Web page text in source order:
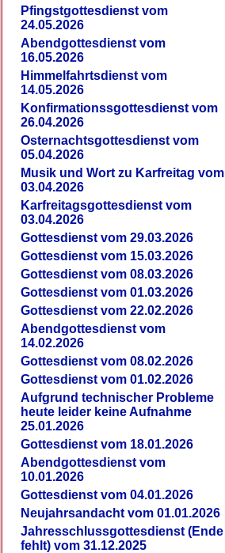
Pfingstgottesdienst vom
24.05.2026
Abendgottesdienst vom
16.05.2026
Himmelfahrtsdienst vom
14.05.2026
Konfirmationssgottesdienst vom
26.04.2026
Osternachtsgottesdienst vom
05.04.2026
Musik und Wort zu Karfreitag vom
03.04.2026
Karfreitagsgottesdienst vom
03.04.2026
Gottesdienst vom 29.03.2026
Gottesdienst vom 15.03.2026
Gottesdienst vom 08.03.2026
Gottesdienst vom 01.03.2026
Gottesdienst vom 22.02.2026
Abendgottesdienst vom
14.02.2026
Gottesdienst vom 08.02.2026
Gottesdienst vom 01.02.2026
Aufgrund technischer Probleme
heute leider keine Aufnahme
25.01.2026
Gottesdienst vom 18.01.2026
Abendgottesdienst vom
10.01.2026
Gottesdienst vom 04.01.2026
Neujahrsandacht vom 01.01.2026
Jahresschlussgottesdienst (Ende
fehlt) vom 31.12.2025